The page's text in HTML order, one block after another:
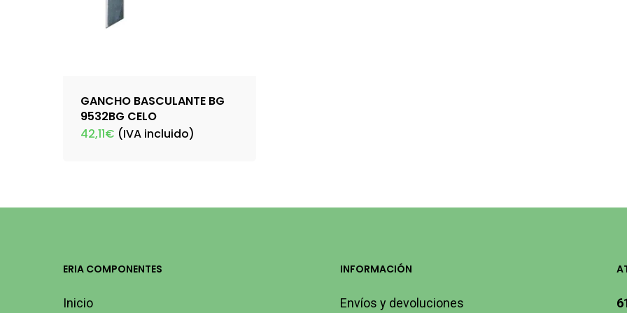
GANCHO BASCULANTE BG
9532BG CELO
42,11€ (IVA incluido)
ERIA COMPONENTES
Inicio
INFORMACIÓN
Envíos y devoluciones